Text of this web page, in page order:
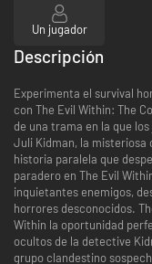
Un jugador
Descripción
Experimenta el survival
con The Evil Within: The
de una trama en la que
Juli Kidman, la misteriosa
historia paralela que
paradero en The Evil
inquietantes enemigos,
horrores desconocidos.
Within la oportunidad
ocultos de la detective
grupo clandestino